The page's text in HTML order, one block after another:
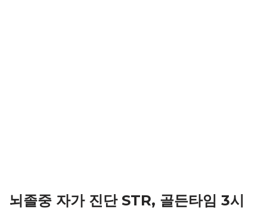
뇌졸중 자가 진단 STR, 골든타임 3시